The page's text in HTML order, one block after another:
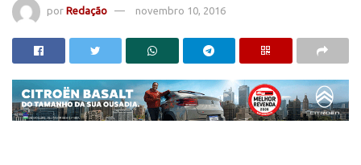
por Redação novembro 10, 2016